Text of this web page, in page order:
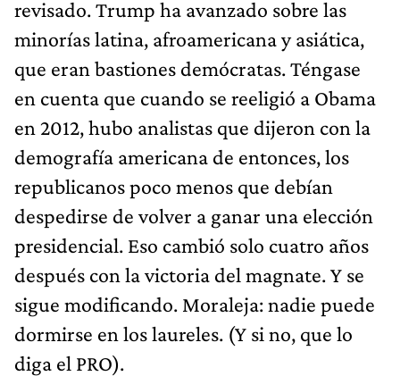
revisado. Trump ha avanzado sobre las
minorías latina, afroamericana y asiática,
que eran bastiones demócratas. Téngase
en cuenta que cuando se reeligió a Obama
en 2012, hubo analistas que dijeron con la
demografía americana de entonces, los
republicanos poco menos que debían
despedirse de volver a ganar una elección
presidencial. Eso cambió solo cuatro años
después con la victoria del magnate. Y se
sigue modificando. Moraleja: nadie puede
dormirse en los laureles. (Y si no, que lo
diga el PRO).